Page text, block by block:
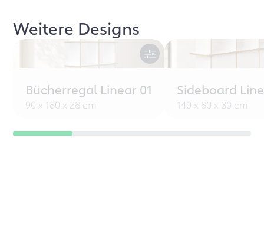
Weitere Designs
Bücherregal Linear 01
90 x 180 x 28 cm
Sideboard
140 x 80 x 30 cm